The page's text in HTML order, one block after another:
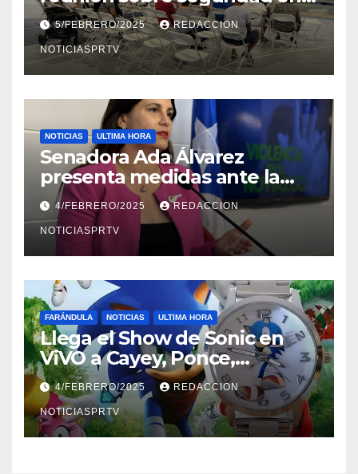
Reparto Metropolitano
5/FEBRERO/2025 REDACCION
NOTICIASPRTV
NOTICIAS ULTIMA HORA
Senadora Ada Álvarez
presenta medidas ante la
violencia en el noviazgo
4/FEBRERO/2025 REDACCION
NOTICIASPRTV
FARÁNDULA NOTICIAS ULTIMA HORA
Llega el Show de Sonic en
ViVO a Cayey, Ponce,
Barceloneta y Humacao,
Relojes gratis para el que
compre ahora….
4/FEBRERO/2025 REDACCION
NOTICIASPRTV